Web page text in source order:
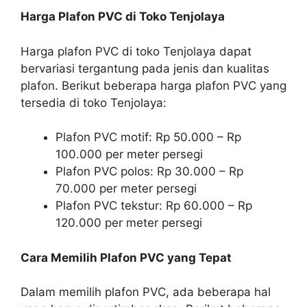
Harga Plafon PVC di Toko Tenjolaya
Harga plafon PVC di toko Tenjolaya dapat
bervariasi tergantung pada jenis dan kualitas
plafon. Berikut beberapa harga plafon PVC yang
tersedia di toko Tenjolaya:
Plafon PVC motif: Rp 50.000 – Rp
100.000 per meter persegi
Plafon PVC polos: Rp 30.000 – Rp
70.000 per meter persegi
Plafon PVC tekstur: Rp 60.000 – Rp
120.000 per meter persegi
Cara Memilih Plafon PVC yang Tepat
Dalam memilih plafon PVC, ada beberapa hal